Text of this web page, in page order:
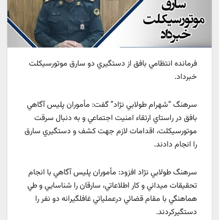
فرمانده انتظامي بافق از دستگيري دو سارق موتورسيکلت
خبرداد.
سرهنگ “شهرام طولابي نژاد” گفت: مأموران پليس آگاهي
بافق در راستاي ارتقاء امنيت اجتماعي و به دنبال سرقت
موتورسيکلت، اقدامات لازم جهت کشف و دستگيري سارق
را انجام دادند.
سرهنگ طولابي نژاد افزود: مأموران پليس آگاهي با انجام
تحقيقات ميداني و کار اطلاعاتي، سارقان را شناسايي و طي
هماهنگي با مقام قضائي درعملياتي غافلگيرانه دو نفر را
دستگيرکردند.